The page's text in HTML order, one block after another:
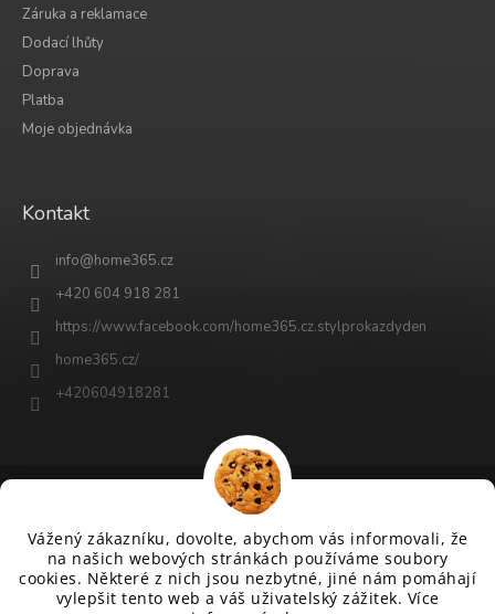
Vážený zákazníku, dovolte, abychom vás informovali, že
na našich webových stránkách používáme soubory
cookies. Některé z nich jsou nezbytné, jiné nám pomáhají
vylepšit tento web a váš uživatelský zážitek. Více
Záruka a reklamace
Dodací lhůty
Doprava
Platba
Moje objednávka
Kontakt
info@home365.cz
+420 604 918 281
https://www.facebook.com/home365.cz.stylprokazdyden
home365.cz/
+420604918281
Vytvořil Shoptet
Copyright 2026www.home365.cz. Všechna práva vyhrazena.
Upravit nastavení cookies